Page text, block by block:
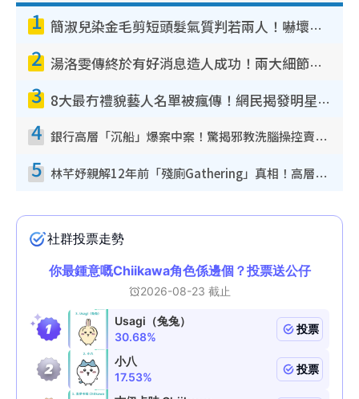
1 簡淑兒染金毛剪短頭髮氣質判若兩人！嚇壞老公麥大力都認唔出：「你做咩事？」
2 湯洛雯傳終於有好消息造人成功！兩大細節曝孕味極濃惹猜測：大肚婆先會咁！
3 8大最冇禮貌藝人名單被瘋傳！網民揭發明星真面目 一致數臭呢位係無品天花板？
4 銀行高層「沉船」爆案中案！驚揭邪教洗腦操控賣淫被吞600萬 幕後黑手講多錯多
5 林芊妤親解12年前「殘廁Gathering」真相！高層解約一句話重創尊嚴至今拒返TVB